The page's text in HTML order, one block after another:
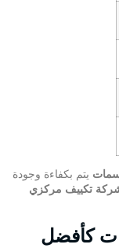
يتم بكفاءة وجودة
تكييف مركزي
كأفضل